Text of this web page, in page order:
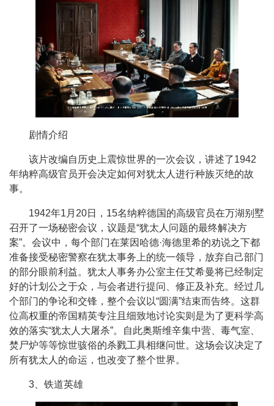
剧情介绍
该片改编自历史上震惊世界的一次会议，讲述了1942
年纳粹高级官员开会决定如何对犹太人进行种族灭绝的故
事。
1942年1月20日，15名纳粹德国的高级官员在万湖别墅
召开了一场秘密会议，议题是“犹太人问题的最终解决方
案”。会议中，每个部门在莱因哈德·海德里希的劝说之下都
准备接受秘密警察在犹太事务上的统一领导，放弃自己部门
的部分眼前利益。犹太人事务办公室主任艾希曼将已经制定
好的计划公之于众，与会者进行提问、修正及补充。经过几
个部门的争论和交锋，整个会议以“圆满”结束而告终。这群
位高权重的帝国精英专注且细致地讨论实则是为了更科学高
效的落实“犹太人大屠杀”。自此奥斯维辛集中营、毒气室、
焚尸炉等等惊世骇俗的杀戮工具相继问世。这场会议决定了
所有犹太人的命运，也改变了整个世界。
3、铁道英雄